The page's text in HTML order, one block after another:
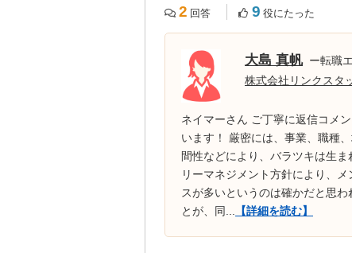
2 回答 9 役にたった
大島 真帆ー転職
株式会社リンクスタ
ネイマーさん ご丁寧に返信コメ
います！ 厳密には、事業、職種
間性などにより、バラツキは生
リーマネジメント方針により、
スが多いというのは確かだと思
とが、同...
【詳細を読む】